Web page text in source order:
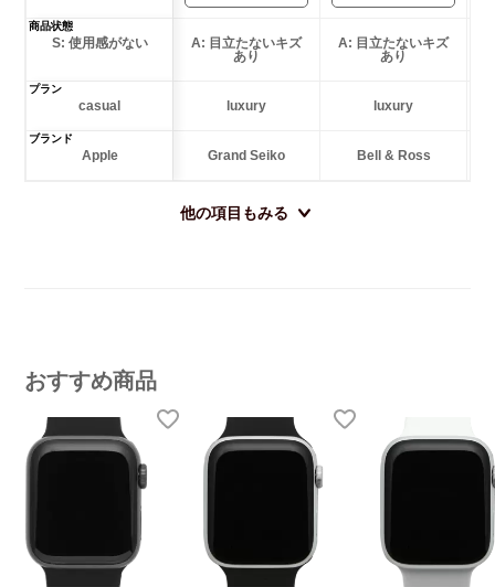
商品状態
S: 使用感がない
A: 目立たないキズ
あり
A: 目立たないキズ
あり
プラン
casual luxury luxury
ブランド
Apple Grand Seiko Bell & Ross
他の項目もみる
おすすめ商品